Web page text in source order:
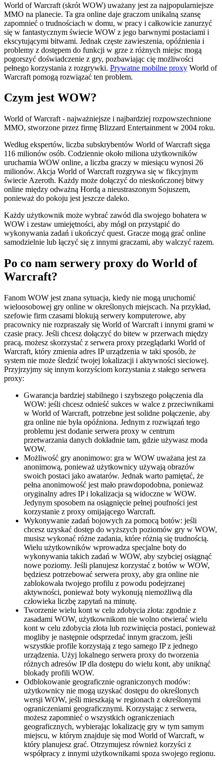
World of Warcraft (skrót WOW) uważany jest za najpopularniejsze
MMO na planecie. Ta gra online daje graczom unikalną szansę
zapomnieć o trudnościach w domu, w pracy i całkowicie zanurzyć
się w fantastycznym świecie WOW z jego barwnymi postaciami i
ekscytującymi bitwami. Jednak częste zawieszenia, opóźnienia i
problemy z dostępem do funkcji w grze z różnych miejsc mogą
pogorszyć doświadczenie z gry, pozbawiając cię możliwości
pełnego korzystania z rozgrywki. Prywatne mobilne proxy World of
Warcraft pomogą rozwiązać ten problem.
Czym jest WOW?
World of Warcraft - najważniejsze i najbardziej rozpowszechnione
MMO, stworzone przez firmę Blizzard Entertainment w 2004 roku.
Według ekspertów, liczba subskrybentów World of Warcraft sięga
116 milionów osób. Codziennie około miliona użytkowników
uruchamia WOW online, a liczba graczy w miesiącu wynosi 26
milionów. Akcja World of Warcraft rozgrywa się w fikcyjnym
świecie Azeroth. Każdy może dołączyć do nieskończonej bitwy
online między odważną Hordą a nieustraszonym Sojuszem,
ponieważ do pokoju jest jeszcze daleko.
Każdy użytkownik może wybrać zawód dla swojego bohatera w
WOW i zestaw umiejętności, aby mógł on przystąpić do
wykonywania zadań i ukończyć quest. Gracze mogą grać online
samodzielnie lub łączyć się z innymi graczami, aby walczyć razem.
Po co nam serwery proxy do World of
Warcraft?
Fanom WOW jest znana sytuacja, kiedy nie mogą uruchomić
wieloosobowej gry online w określonych miejscach. Na przykład,
szefowie firm czasami blokują serwery komputerowe, aby
pracownicy nie rozpraszały się World of Warcraft i innymi grami w
czasie pracy. Jeśli chcesz dołączyć do bitew w przerwach między
pracą, możesz skorzystać z serwera proxy przeglądarki World of
Warcraft, który zmienia adres IP urządzenia w taki sposób, że
system nie może śledzić twojej lokalizacji i aktywności sieciowej.
Przyjrzyjmy się innym korzyściom korzystania z stałego serwera
proxy:
Gwarancja bardziej stabilnego i szybszego połączenia dla
WOW: jeśli chcesz odnieść sukces w walce z przeciwnikami
w World of Warcraft, potrzebne jest solidne połączenie, aby
gra online nie była opóźniona. Jednym z rozwiązań tego
problemu jest dodanie serwera proxy w centrum
przetwarzania danych dokładnie tam, gdzie używasz moda
WOW.
Możliwość gry anonimowo: gra w WOW uważana jest za
anonimową, ponieważ użytkownicy używają obrazów
swoich postaci jako awatarów. Jednak warto pamiętać, że
pełna anonimowość jest mało prawdopodobna, ponieważ
oryginalny adres IP i lokalizacja są widoczne w WOW.
Jedynym sposobem na osiągnięcie pełnej poufności jest
korzystanie z proxy omijającego Warcraft.
Wykonywanie zadań bojowych za pomocą botów: jeśli
chcesz uzyskać dostęp do wyższych poziomów gry w WOW,
musisz wykonać różne zadania, które różnią się trudnością.
Wielu użytkowników wprowadza specjalne boty do
wykonywania takich zadań w WOW, aby szybciej osiągnąć
nowe poziomy. Jeśli planujesz korzystać z botów w WOW,
będziesz potrzebować serwera proxy, aby gra online nie
zablokowała twojego profilu z powodu podejrzanej
aktywności, ponieważ boty wykonują niemożliwą dla
człowieka liczbę zapytań na minutę.
Tworzenie wielu kont w celu zdobycia złota: zgodnie z
zasadami WOW, użytkownikom nie wolno otwierać wielu
kont w celu zdobycia złota lub rozwinięcia postaci, ponieważ
mogliby je następnie odsprzedać innym graczom, jeśli
wszystkie profile korzystają z tego samego IP z jednego
urządzenia. Użyj lokalnego serwera proxy do tworzenia
różnych adresów IP dla dostępu do wielu kont, aby uniknąć
blokady profili WOW.
Odblokowanie geograficznie ograniczonych modów:
użytkownicy nie mogą uzyskać dostępu do określonych
wersji WOW, jeśli mieszkają w regionach z określonymi
ograniczeniami geograficznymi. Korzystając z serwera,
możesz zapomnieć o wszystkich ograniczeniach
geograficznych, wybierając lokalizację gry w tym samym
miejscu, w którym znajduje się mod World of Warcraft, w
który planujesz grać. Otrzymujesz również korzyści z
współpracy z innymi użytkownikami spoza swojego regionu.